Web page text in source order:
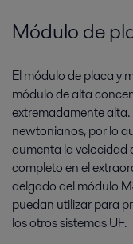
Módulo de
El módulo de placa y
módulo de alta
extremadamente
newtonianos, por lo
aumenta la velocidad
completo en el
delgado del módulo
puedan utilizar para
los otros sistemas UF.